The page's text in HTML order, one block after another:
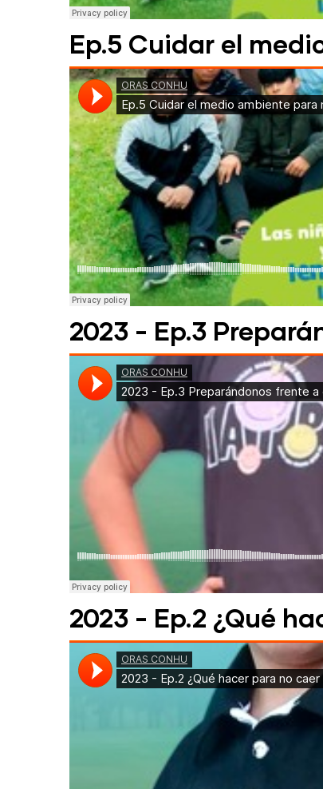
Ep.5 Cuidar el
2023 - Ep.3
2023 - Ep.2 ¿Qué